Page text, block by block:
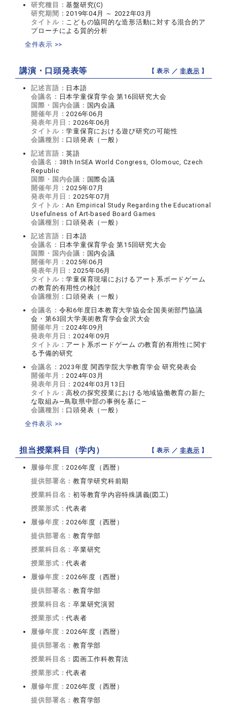
研究種目：基盤研究(C)
研究期間： 2019年04月 ～ 2022年03月
タイトル： こどもの協同的な造形活動に対する混合的ア
プローチによる質的分析
全件表示 >>
講演・口頭発表等 【 表示 ／非表示 】
記述言語： 日本語
会議名： 日本学童保育学会 第16回研究大会
国際・国内会議： 国内会議
開催年月： 2026年06月
発表年月日： 2026年06月
タイトル：学童保育における遊び研究の可能性
会議種別： 口頭発表（一般）
記述言語：英語
会議名： 38th InSEA World Congress, Olomouc, Czech
Republic
国際・国内会議： 国際会議
開催年月： 2025年07月
発表年月日： 2025年07月
タイトル：An Empirical Study Regarding the Educational
Usefulness of Art-based Board Games
会議種別： 口頭発表（一般）
記述言語： 日本語
会議名： 日本学童保育学会 第15回研究大会
国際・国内会議： 国内会議
開催年月： 2025年06月
発表年月日： 2025年06月
タイトル：学童保育現場におけるアート系ボードゲーム
の教育的有用性の検討
会議種別： 口頭発表（一般）
会議名： 令和6年度日本教育大学協会全国美術部門協議
会・第63回大学美術教育学会金沢大会
開催年月： 2024年09月
発表年月日： 2024年09月
タイトル： アート系ボードゲーム の教育的有用性に関す
る予備的研究
会議名： 2023年度 関西学院大学教育学会 研究発表会
開催年月： 2024年03月
発表年月日： 2024年03月13日
タイトル：高校の探究授業における地域協働教育の新た
な取組み―鳥取県中部の事例を基に―
会議種別： 口頭発表（一般）
全件表示 >>
担当授業科目（学内） 【 表示 ／非表示 】
履修年度： 2026年度（西暦）
提供部署名：教育学研究科前期
授業科目名：初等教育学内容特殊講義(図工)
授業形式：代表者
履修年度： 2026年度（西暦）
提供部署名：教育学部
授業科目名：卒業研究
授業形式：代表者
履修年度： 2026年度（西暦）
提供部署名：教育学部
授業科目名：卒業研究演習
授業形式：代表者
履修年度： 2026年度（西暦）
提供部署名：教育学部
授業科目名： 図画工作科教育法
授業形式：代表者
履修年度： 2026年度（西暦）
提供部署名：教育学部